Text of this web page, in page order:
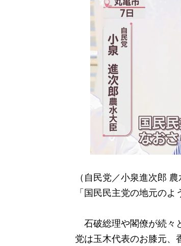
（自民党／小泉進次郎 農
「国民民主党の地元の
石破総理や閣僚が続々
党は玉木代表のお膝元、